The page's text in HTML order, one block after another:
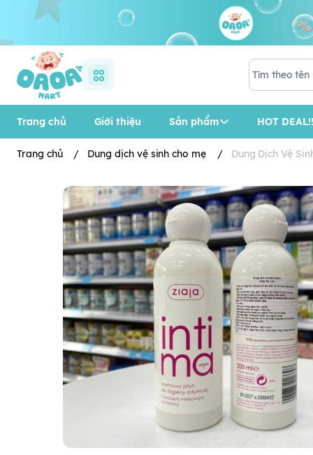
Trang chủ Giới thiệu Sản phẩm HOT
Trang chủ / Dung dịch vệ sinh cho mẹ / Dung Dịch Vệ